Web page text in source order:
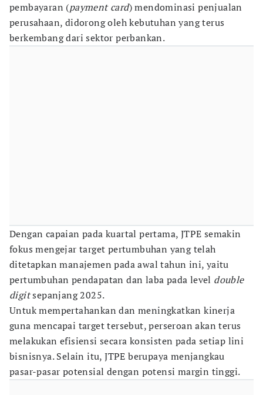
pembayaran (payment card) mendominasi penjualan
perusahaan, didorong oleh kebutuhan yang terus
berkembang dari sektor perbankan.
Dengan capaian pada kuartal pertama, JTPE semakin
fokus mengejar target pertumbuhan yang telah
ditetapkan manajemen pada awal tahun ini, yaitu
pertumbuhan pendapatan dan laba pada level double
digitsepanjang 2025.
Untuk mempertahankan dan meningkatkan kinerja
guna mencapai target tersebut, perseroan akan terus
melakukan efisiensi secara konsisten pada setiap lini
bisnisnya. Selain itu, JTPE berupaya menjangkau
pasar-pasar potensial dengan potensi margin tinggi.